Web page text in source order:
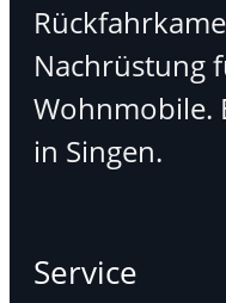
Nachrüstung
Wohnmobile.
in Singen.
Service